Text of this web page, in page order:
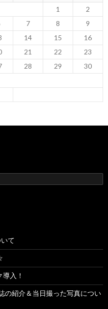
1
2
7 8
9
14 15
16
21 22
23
28 29
30
て
入！
紹介＆当日撮った写真につい